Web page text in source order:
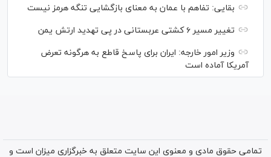
بقایی: تفاهم با عمان به معنای بازگشایی تنگه هرمز نیست
تغییر مسیر ۶ کشتی عربستانی در پی تهدید ارتش یمن
وزیر امور خارجه: ایران برای پاسخ قاطع به هرگونه تعرض
آمریکا آماده است
تمامی حقوق مادی و معنوی این سایت متعلق به خبرگزاری میزان است و